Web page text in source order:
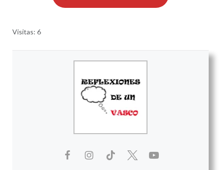
Visitas: 6